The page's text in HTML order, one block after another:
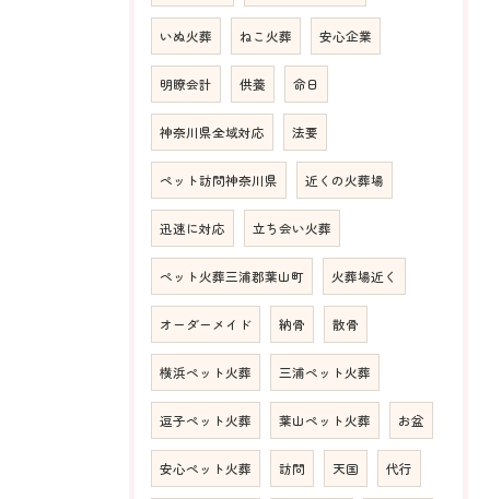
いぬ火葬 ねこ火葬 安心企業
明瞭会計 供養 命日
神奈川県全域対応 法要
ペット訪問神奈川県 近くの火葬場
迅速に対応 立ち会い火葬
ペット火葬三浦郡葉山町 火葬場近く
オーダーメイド 納骨 散骨
横浜ペット火葬 三浦ペット火葬
逗子ペット火葬 葉山ペット火葬 お盆
安心ペット火葬 訪問 天国 代行